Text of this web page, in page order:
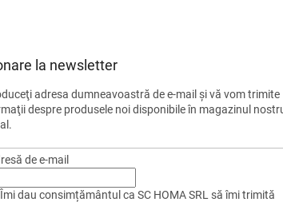
la newsletter
adresa dumneavoastră de e-mail şi vă vom trimite
despre produsele noi disponibile în magazinul
de e-mail
Îmi dau consimțământul ca SC HOMA SRL să îmi trimită